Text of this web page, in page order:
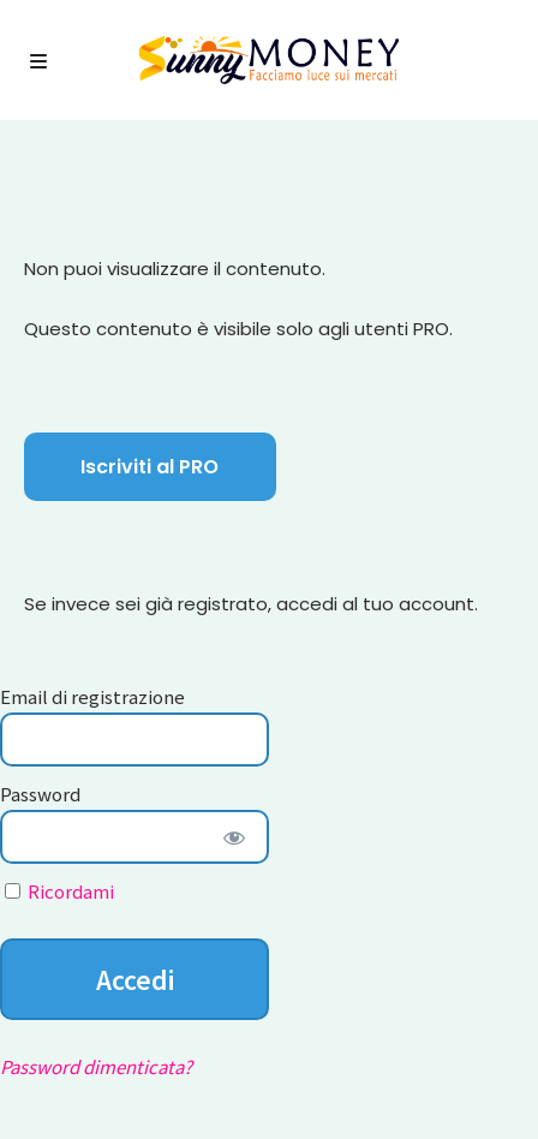
Non puoi visualizzare il contenuto.
Questo contenuto è visibile solo agli utenti PRO.
Iscriviti al PRO
Se invece sei già registrato, accedi al tuo account.
Email di registrazione
Password
Ricordami
Password dimenticata?